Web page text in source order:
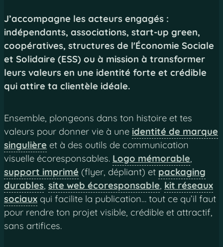
J’accompagne les acteurs engagés :
indépendants, associations, start-up green,
coopératives, structures de l'Économie Sociale
et Solidaire (ESS) ou à mission à transformer
leurs valeurs en une identité forte et crédible
qui attire ta clientèle idéale.
Ensemble, plongeons dans ton histoire et tes
valeurs pour donner vie à une identité de marque
singulière et à des outils de communication
visuelle écoresponsables. Logo mémorable,
support imprimé (flyer, dépliant) et packaging
durables, site web écoresponsable, kit réseaux
sociaux qui facilite la publication… tout ce qu’il faut
pour rendre ton projet visible, crédible et attractif,
sans artifices.